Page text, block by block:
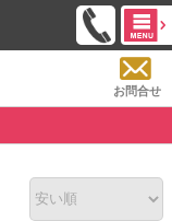
お問合せ